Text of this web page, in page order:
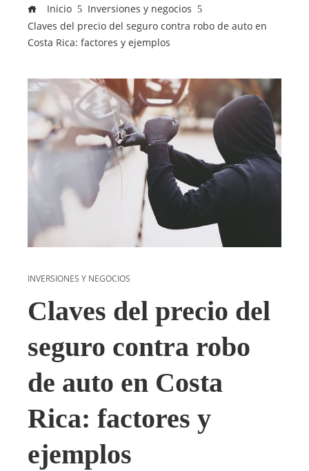
Inicio
Inversiones y negocios
Claves del precio del seguro contra robo de auto en
Costa Rica: factores y ejemplos
INVERSIONES Y NEGOCIOS
Claves del precio del
seguro contra robo
de auto en Costa
Rica: factores y
ejemplos